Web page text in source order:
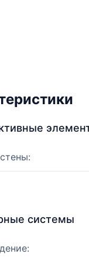
системы